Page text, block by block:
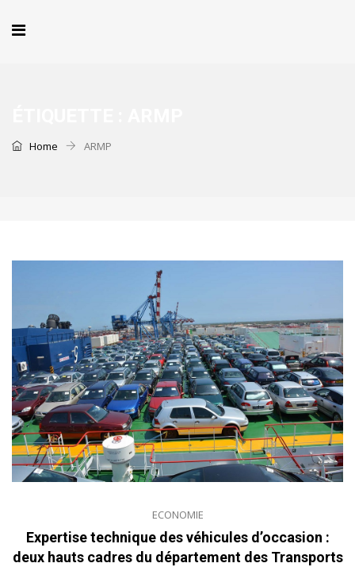
Home ARMP
ECONOMIE
Expertise technique des véhicules d’occasion :
deux hauts cadres du département des Transports